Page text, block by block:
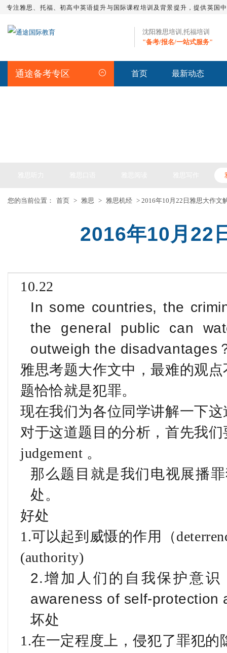
专注雅思、托福、初高中英语提升与国际课程培训及背景提升，提供英国
沈阳雅思培训,托福培训
"备考/报名/一站式服务"
通途备考专区 首页 最新动态
您的当前位置： 首页 > 雅思 > 雅思机经 > 2016年10月22日雅思大作文
2016年10月22
10.22
In some countries, the
the general public can
outweigh the disadvantages
雅思考题大作文中，最难的观
题恰恰就是犯罪。
现在我们为各位同学讲解一下
对于这道题目的分析，首先我
judgement 。
那么题目就是我们电视展播
处。
好处
1.可以起到威慑的作用（
(authority)
2.增加人们的自我保护意
awareness of self-protection
坏处
1.在一定程度上，侵犯了罪犯的